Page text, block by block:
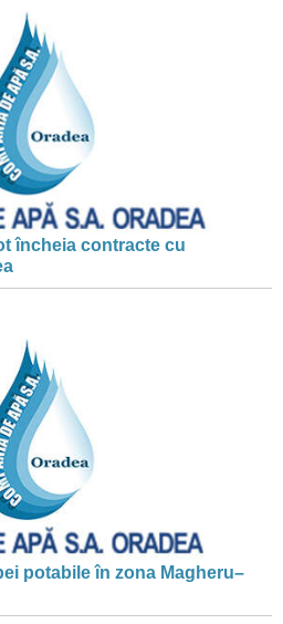
încheia contracte cu
potabile în zona Magheru–